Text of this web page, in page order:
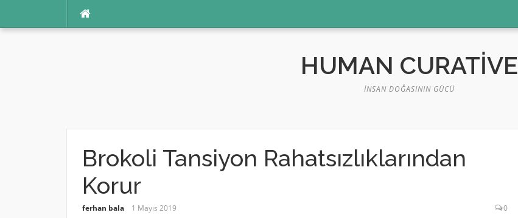
HUMAN CURATIVE
İNSAN DOĞASININ GÜCÜ
Brokoli Tansiyon Rahatsızlıklarından
Korur
ferhan bala 1 Mayıs 2019 0